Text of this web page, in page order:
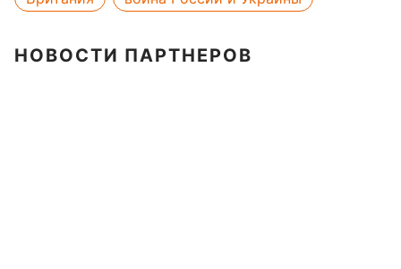
НОВОСТИ ПАРТНЕРОВ